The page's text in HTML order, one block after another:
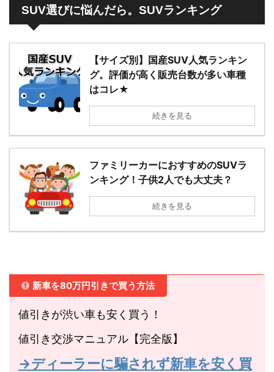
SUV選びに悩んだら。SUVランキング
【サイズ別】国産SUV人気ランキン
グ。評価が高く販売台数が多い車種
はコレ★
続きを見る
ファミリーカーにおすすめのSUVラ
ンキング！子供2人でも大丈夫？
続きを見る
新車を80万円引きで買う方法
値引きが渋い車も安く買う！
値引き交渉マニュアル【完全版】
→ディーラーに騙されず新車を安く買